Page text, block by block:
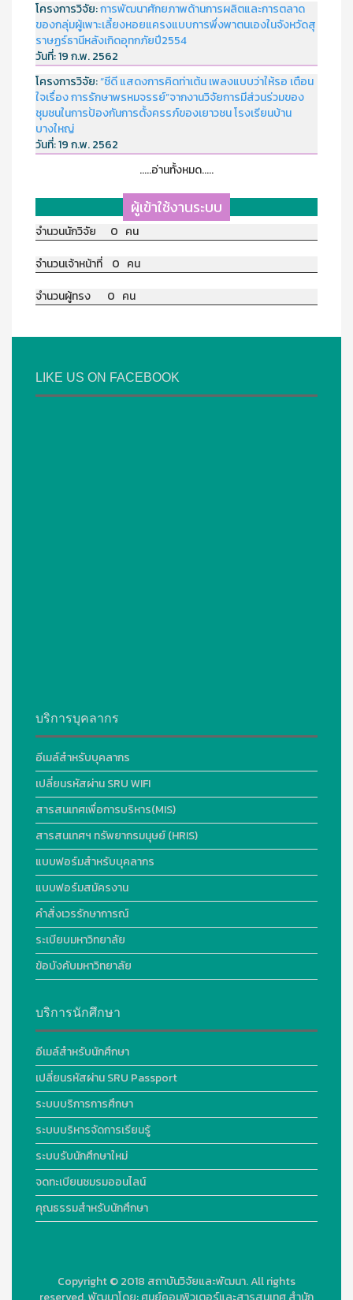
โครงการวิจัย:การพัฒนาศักยภาพด้านการผลิตและการตลาด
ของกลุ่มผู้เพาะเลี้ยงหอยแครงแบบการพึ่งพาตนเองในจังหวัดสุ
ราษฏร์ธานีหลังเกิดอุทกภัยปี2554
วันที่:19 ก.พ. 2562
โครงการวิจัย:“ซีดี แสดงการคิดท่าเต้น เพลงแบบว่าให้รอ เตือน
ใจเรื่อง การรักษาพรหมจรรย์”จากงานวิจัยการมีส่วนร่วมของ
ชุมชนในการป้องกันการตั้งครรภ์ของเยาวชน โรงเรียนบ้าน
บางใหญ่
วันที่:19 ก.พ. 2562
.....อ่านทั้งหมด.....
ผู้เข้าใช้งานระบบ
จำนวนนักวิจัย 0 คน
จำนวนเจ้าหน้าที่ 0 คน
จำนวนผู้ทรง 0 คน
LIKE US ON FACEBOOK
บริการบุคลากร
อีเมล์สำหรับบุคลากร
เปลี่ยนรหัสผ่าน SRU WIFI
สารสนเทศเพื่อการบริหาร(MIS)
สารสนเทศฯ ทรัพยากรมนุษย์ (HRIS)
แบบฟอร์มสำหรับบุคลากร
แบบฟอร์มสมัครงาน
คำสั่งเวรรักษาการณ์
ระเบียบมหาวิทยาลัย
ข้อบังคับมหาวิทยาลัย
บริการนักศึกษา
อีเมล์สำหรับนักศึกษา
เปลี่ยนรหัสผ่าน SRU Passport
ระบบบริการการศึกษา
ระบบบริหารจัดการเรียนรู้
ระบบรับนักศึกษาใหม่
จดทะเบียนชมรมออนไลน์
คุณธรรมสำหรับนักศึกษา
Copyright © 2018 สถาบันวิจัยและพัฒนา. All rights